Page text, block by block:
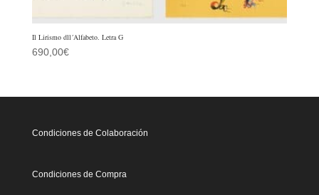
Il Lirismo dll´Alfabeto. Letra G
690,00€
Condiciones de Colaboración
Condiciones de Compra